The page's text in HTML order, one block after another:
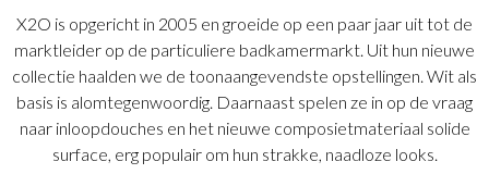
X2O is opgericht in 2005 en groeide op een paar jaar uit tot de
marktleider op de particuliere badkamermarkt. Uit hun nieuwe
collectie haalden we de toonaangevendste opstellingen. Wit als
basis is alomtegenwoordig. Daarnaast spelen ze in op de vraag
naar inloopdouches en het nieuwe composietmateriaal solide
surface, erg populair om hun strakke, naadloze looks.